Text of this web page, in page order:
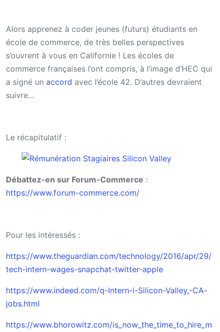
Alors apprenez à coder jeunes (futurs) étudiants en
école de commerce, de très belles perspectives
s’ouvrent à vous en Californie ! Les écoles de
commerce françaises l’ont compris, à l’image d’HEC qui
a signé un accord avec l’école 42. D’autres devraient
suivre…
Le récapitulatif :
Débattez-en sur Forum-Commerce :
https://www.forum-commerce.com/
Pour les intéressés :
https://www.theguardian.com/technology/2016/apr/29/
tech-intern-wages-snapchat-twitter-apple
https://www.indeed.com/q-Intern-l-Silicon-Valley,-CA-
jobs.html
https://www.bhorowitz.com/is_now_the_time_to_hire_m